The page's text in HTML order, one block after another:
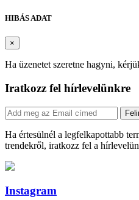
HIBÁS ADAT
×
Ha üzenetet szeretne hagyni,
Iratkozz fel hírlevelünkre
Ha értesülnél a legfelkapottabb
trendekről, iratkozz fel a
Instagram